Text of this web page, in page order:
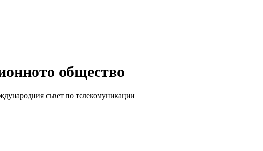
общество
съвет по телекомуникации